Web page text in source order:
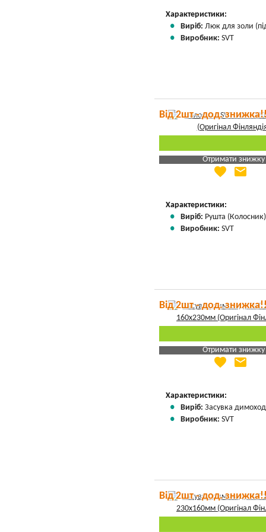
Характеристики:
Виріб: Люк для золи
Виробник: SVT
Від 2шт - дод.
Отримати знижку
Яка Ваша ціна
favorite email
Характеристики:
Виріб: Рушта
Виробник: SVT
Від 2шт - дод.
Отримати знижку
Яка Ваша ціна
favorite email
Характеристики:
Виріб: Засувка
Виробник: SVT
Від 2шт - дод.